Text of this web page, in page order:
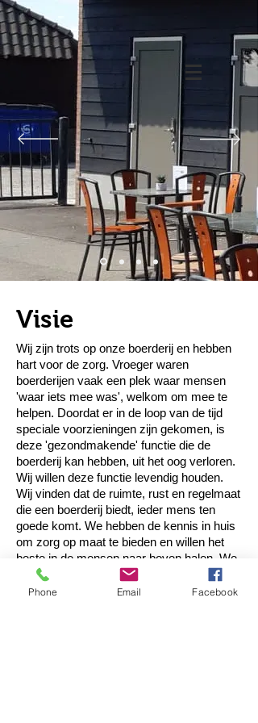
Visie
Wij zijn trots op onze boerderij en hebben
hart voor de zorg. Vroeger waren
boerderijen vaak een plek waar mensen
'waar iets mee was', welkom om mee te
helpen. Doordat er in de loop van de tijd
speciale voorzieningen zijn gekomen, is
deze 'gezondmakende' functie die de
boerderij kan hebben, uit het oog verloren.
Wij willen deze functie levendig houden.
Wij vinden dat de ruimte, rust en regelmaat
die een boerderij biedt, ieder mens ten
goede komt. We hebben de kennis in huis
om zorg op maat te bieden en willen het
beste in de mensen naar boven halen. We
willen voor ieder een veilige plek en
passende dagbesteding. We willen dat
Phone Email Facebook